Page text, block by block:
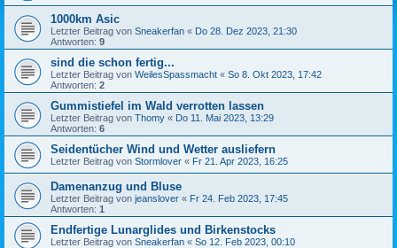
1000km Asic
Letzter Beitrag von Sneakerfan « Do 28. Dez 2023, 21:30
Antworten: 9
sind die schon fertig...
Letzter Beitrag von WeilesSpassmacht « So 8. Okt 2023, 17:42
Antworten: 2
Gummistiefel im Wald verrotten lassen
Letzter Beitrag von Thomy « Do 11. Mai 2023, 13:29
Antworten: 6
Seidentücher Wind und Wetter ausliefern
Letzter Beitrag von Stormlover « Fr 21. Apr 2023, 16:25
Damenanzug und Bluse
Letzter Beitrag von jeanslover « Fr 24. Feb 2023, 17:45
Antworten: 1
Endfertige Lunarglides und Birkenstocks
Letzter Beitrag von Sneakerfan « So 12. Feb 2023, 00:10